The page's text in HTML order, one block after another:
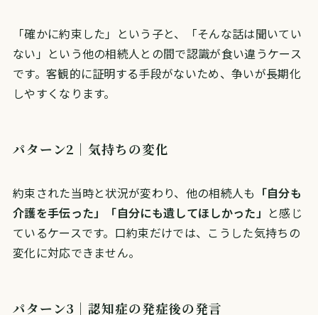
「確かに約束した」という子と、「そんな話は聞いてい
ない」という他の相続人との間で認識が食い違うケース
です。客観的に証明する手段がないため、争いが長期化
しやすくなります。
パターン2｜気持ちの変化
約束された当時と状況が変わり、他の相続人も 「自分も
介護を手伝った」「自分にも遺してほしかった」 と感じ
ているケースです。口約束だけでは、こうした気持ちの
変化に対応できません。
パターン3｜認知症の発症後の発言